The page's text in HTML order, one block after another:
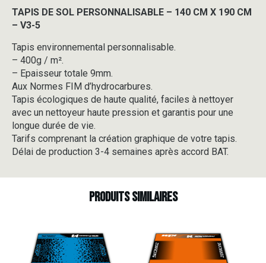
X
190
-
V3-
5
TAPIS DE SOL PERSONNALISABLE – 140 CM X 190 CM
– V3-5
Tapis environnemental personnalisable.
– 400g / m².
– Epaisseur totale 9mm.
Aux Normes FIM d’hydrocarbures.
Tapis écologiques de haute qualité, faciles à nettoyer
avec un nettoyeur haute pression et garantis pour une
longue durée de vie.
Tarifs comprenant la création graphique de votre tapis.
Délai de production 3-4 semaines après accord BAT.
Produits similaires